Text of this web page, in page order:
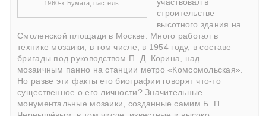
1960-х Бумага, пастель.
участвовал в
строительстве
высотного здания на
Смоленской площади в Москве. Много работал в
технике мозаики, в том числе, в 1954 году, в составе
бригады под руководством П. Д. Корина, над
мозаичным панно на станции метро «Комсомольская».
Но разве эти факты его биографии говорят что-то
существенное о его личности? Значительные
монументальные мозаики, созданные самим Б. П.